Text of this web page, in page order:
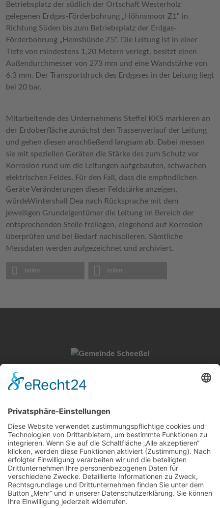
Betriebsplatz der südlich der Ortschaft Westerholz
gelegenen Erdgas-Förderbohrung „Höhnsmoor Z1“ in
Richtung Süden bis zum Betriebsplatz der Erdgas-
Förderbohrung „Hemsbünde Z5“. Die Leitung ist in einer
Tiefe von mindestens 1,20 Metern verlegt, besitzt einen
Außendurchmesser von 273 mm und eine Wandstärke von
6,3 mm. Der Transportdruck des Erdgases in der Leitung liegt
bei 20 bar.
Mitarbeitende des Unternehmens Steffel KKS markieren an
der Erdoberfläche zunächst den Trassenverlauf der Leitung
und gehen diesen anschließend langsam ab. Dabei messen
sie mit speziellen Geräten die Stärke des zum Schutz vor
Korrosion rund um die Leitungen aufgebauten, schwachen
elektrischen Feldes. Für den Fall, dass die empfindlichen
Geräte Veränderungen dieser Feldstärke anzeigen,
würdeWintershall Dea nach Rücksprache mit dem
jeweiligen Grundeigentümer die Leitung im Bereich der
entsprechenden Stelle freilegen, eingehend auf Korrosion
überprüfen und bei Bedarf nachisolieren. Sämtliche
Messdaten werden aufgezeichnet und archiviert.
teilen teilen
Gemeinde Scheeßel
27383 Scheeßel
Kontakt
Tel.: 04263 9308-0
E-Mail:info@scheessel.de
Öffnungszeiten Rathaus
Mo. - Fr.: 08:00 - 12:30 Uhr